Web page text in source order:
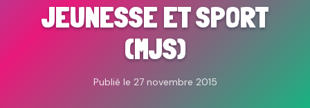
JEUNESSE ET SPORT
(MJS)
Publié le 27 novembre 2015